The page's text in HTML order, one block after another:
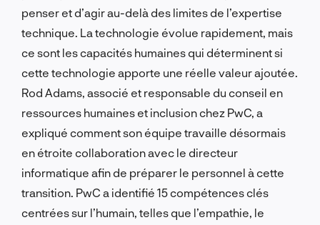
penser et d’agir au-delà des limites de l’expertise
technique. La technologie évolue rapidement, mais
ce sont les capacités humaines qui déterminent si
cette technologie apporte une réelle valeur ajoutée.
Rod Adams, associé et responsable du conseil en
ressources humaines et inclusion chez PwC, a
expliqué comment son équipe travaille désormais
en étroite collaboration avec le directeur
informatique afin de préparer le personnel à cette
transition. PwC a identifié 15 compétences clés
centrées sur l’humain, telles que l’empathie, le